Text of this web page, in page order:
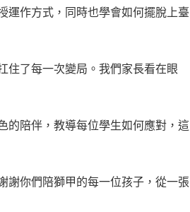
運作方式，同時也學會如何擺脫上臺
住了每一次變局。我們家長看在眼
的陪伴，教導每位學生如何應對，這
謝你們陪獅甲的每一位孩子，從一張